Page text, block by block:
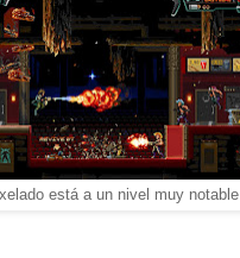
está a un nivel muy notable